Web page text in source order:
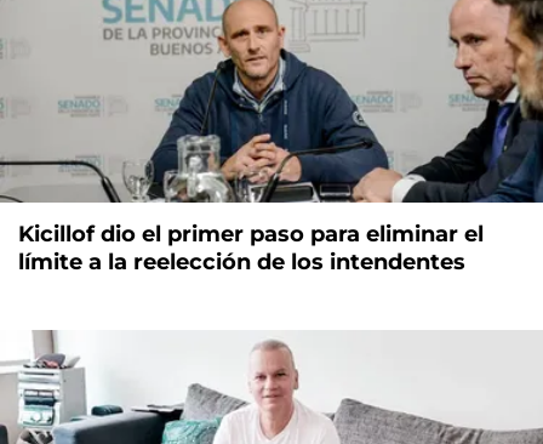
Kicillof dio el primer paso para eliminar el
límite a la reelección de los intendentes